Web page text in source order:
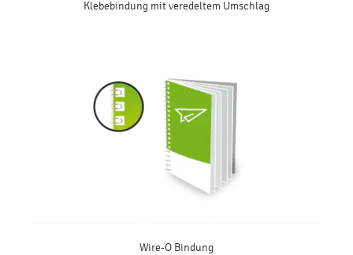
Klebebindung mit veredeltem Umschlag
Wire-O Bindung